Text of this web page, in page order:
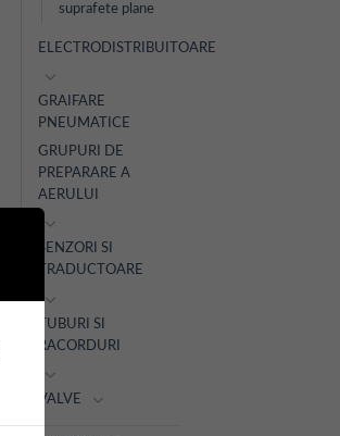
suprafete plane
ELECTRODISTRIBUITOARE
GRAIFARE
PNEUMATICE
GRUPURI DE
PREPARARE A
AERULUI
SENZORI SI
TRADUCTOARE
TUBURI SI
RACORDURI
VALVE